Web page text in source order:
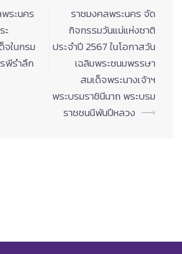
ระนคร
ะ
ในกรม
พีรำลึก
ราชมงคลพระนคร จัด
กิจกรรมวันแม่แห่งชาติ
ประจำปี 2567 ในโอกาสวัน
เฉลิมพระชนมพรรษา
สมเด็จพระนางเจ้าฯ
พระบรมราชินีนาถ พระบรม
ราชชนนีพันปีหลวง ⟶